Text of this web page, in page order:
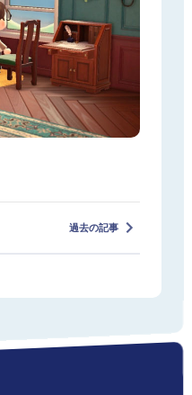
過去の記事